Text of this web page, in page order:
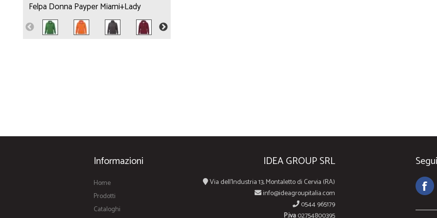
Felpa Donna Payper Miami+Lady
Informazioni
Home
Prodotti
Cataloghi
IDEA GROUP SRL
Via dell'Industria 13, Montaletto di Cervia (RA)
info@ideagroupitalia.com
0544 965179